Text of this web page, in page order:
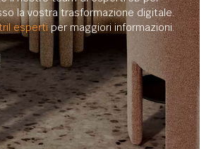
la vostra trasformazione digitale.
espertiper maggiori informazioni.